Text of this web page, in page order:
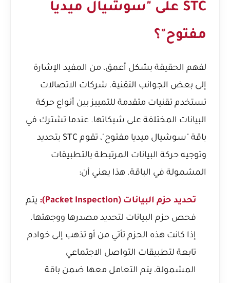
STC على "سوشيال ميديا
مفتوح"؟
لفهم الحقيقة بشكل أعمق، من المفيد الإشارة
إلى بعض الجوانب التقنية. شركات الاتصالات
تستخدم تقنيات متقدمة للتمييز بين أنواع حركة
البيانات المختلفة على شبكاتها. عندما تشترك في
باقة "سوشيال ميديا مفتوح"، تقوم STC بتحديد
وتوجيه حركة البيانات المرتبطة بالتطبيقات
المشمولة في الباقة. هذا يعني أن:
تحديد حزم البيانات (Packet Inspection):
يتم
فحص حزم البيانات لتحديد مصدرها ووجهتها.
إذا كانت هذه الحزم تأتي من أو تذهب إلى خوادم
تابعة لتطبيقات التواصل الاجتماعي
المشمولة، يتم التعامل معها ضمن باقة